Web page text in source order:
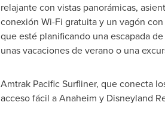
relajante con vistas panorámicas,
conexión Wi-Fi gratuita y un vagón con
que esté planificando una escapada
unas vacaciones de verano o una
Amtrak Pacific Surfliner, que conecta
acceso fácil aAnaheim y Disneyland